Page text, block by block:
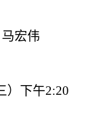
马宏伟
）下午2:20